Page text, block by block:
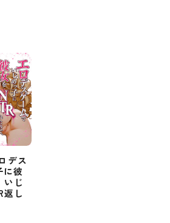
デス
に彼
じ
返し